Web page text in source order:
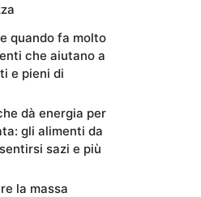
quando fa molto
che aiutano a
e pieni di
dà energia per
gli alimenti da
sazi e più
la massa